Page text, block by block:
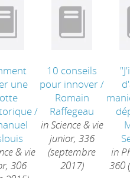
une
/
& vie
306
10 conseils
pour innover/
Romain
Raffegeau
in Science & vie
junior, 336
(septembre
2017)
in
360